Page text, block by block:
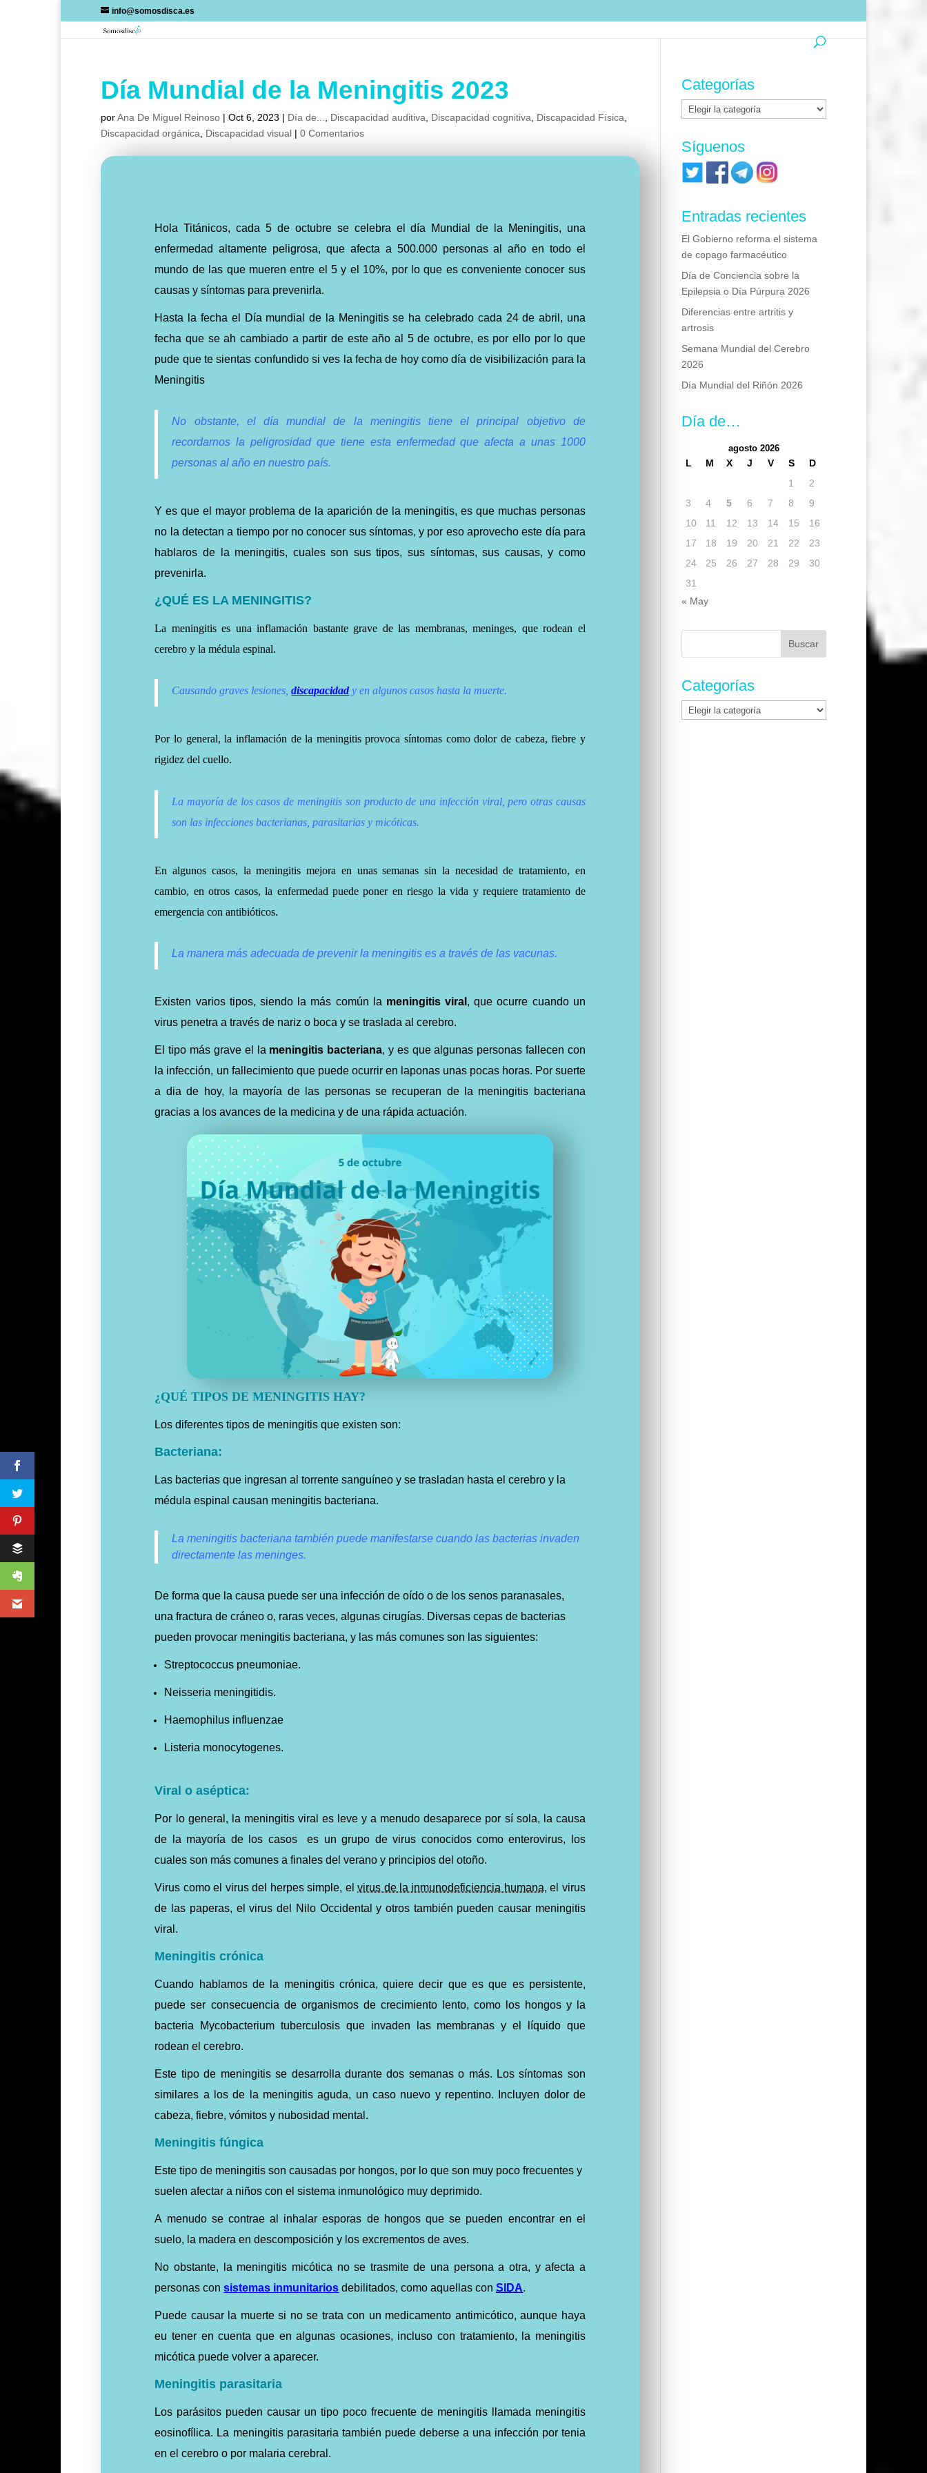
info@somosdisca.es
Día Mundial de la Meningitis 2023
porAna De Miguel Reinoso |Oct 6, 2023 | Día de... Discapacidad auditiva Discapacidad cognitiva Discapacidad Física
Discapacidad orgánica
Discapacidad visual |0 Comentarios
Hola Titánicos, cada 5 de octubre se celebra el día Mundial de la Meningitis, una
enfermedad altamente peligrosa, que afecta a 500.000 personas al año en todo el
mundo de las que mueren entre el 5 y el 10%, por lo que es conveniente conocer sus
causas y síntomas para prevenirla.
Hasta la fecha el Día mundial de la Meningitis se ha celebrado cada 24 de abril, una
fecha que se ah cambiado a partir de este año al 5 de octubre, es por ello por lo que
pude que te sientas confundido si ves la fecha de hoy como día de visibilización para la
Meningitis
No obstante, el día mundial de la meningitis tiene el principal objetivo de
recordarnos la peligrosidad que tiene esta enfermedad que afecta a unas 1000
personas al año en nuestro país.
Y es que el mayor problema de la aparición de la meningitis, es que muchas personas
no la detectan a tiempo por no conocer sus síntomas, y por eso aprovecho este día para
hablaros de la meningitis, cuales son sustipos, sus síntomas, sus causas, y como
prevenirla.
¿QUÉ ES LA MENINGITIS?
La meningitis es una inflamación bastante grave de las membranas, meninges, que rodean el
cerebro y la médula espinal.
Causando graves lesiones,discapacidady en algunos casos hasta la muerte.
Por lo general, la inflamación de la meningitis provoca síntomas como dolor de cabeza, fiebre y
rigidez del cuello.
La mayoría de los casos de meningitis son producto de una infección viral, pero otras causas
son las infecciones bacterianas, parasitarias y micóticas.
En algunos casos, la meningitis mejora en unas semanas sin la necesidad de tratamiento, en
cambio, en otros casos, la enfermedad puede poner en riesgo la vida y requiere tratamiento de
emergencia con antibióticos.
La manera más adecuada de prevenir la meningitis es a través de las vacunas.
Existen varios tipos, siendo la más común la meningitis viral , que ocurre cuando un
virus penetra a través de nariz o boca y se traslada al cerebro.
El tipo más grave el la meningitis bacteriana, y es que algunas personas fallecen con
la infección, un fallecimiento que puede ocurrir en laponas unas pocas horas. Por suerte
a dia de hoy, la mayoría de las personas se recuperan de la meningitis bacteriana
gracias a los avances de la medicina y de una rápida actuación.
¿QUÉ TIPOS DE MENINGITIS HAY?
Los diferentes tipos de meningitis que existen son:
Bacteriana:
Las bacterias que ingresan al torrente sanguíneo y se trasladan hasta el cerebro y la
médula espinal causan meningitis bacteriana.
La meningitis bacteriana también puede manifestarse cuando las bacterias invaden
directamente las meninges.
De forma que la causa puede ser una infección de oído o de los senos paranasales,
una fractura de cráneo o, raras veces, algunas cirugías. Diversas cepas de bacterias
pueden provocar meningitis bacteriana, y las más comunes son las siguientes:
Streptococcus pneumoniae.
Neisseria meningitidis.
Haemophilus influenzae
Listeria monocytogenes.
Viral o aséptica:
Por lo general, la meningitis viral es leve y a menudo desaparece por sí sola, la causa
de la mayoría de los casos es un grupo de virus conocidos como enterovirus, los
cuales son más comunes a finales del verano y principios del otoño.
Virus como el virus del herpes simple, elvirus de la inmunodeficiencia humana, el virus
de las paperas, el virus del Nilo Occidental y otros también pueden causar meningitis
viral.
Meningitis crónica
Cuando hablamosde la meningitis crónica, quiere decir que es que es persistente,
puede ser consecuencia de organismos de crecimiento lento, como los hongos y la
bacteria Mycobacterium tuberculosis que invaden las membranas y el líquido que
rodean el cerebro.
Este tipo de meningitis se desarrolla durante dos semanas o más. Los síntomas son
similares a los de la meningitis aguda, un caso nuevo y repentino. Incluyen dolor de
cabeza, fiebre, vómitos y nubosidad mental.
Meningitis fúngica
Este tipo de meningitis son causadas por hongos, por lo que son muy poco frecuentes y
suelen afectar a niños con el sistema inmunológico muy deprimido.
A menudo se contrae al inhalar esporas de hongos que se pueden encontrar en el
suelo, la madera en descomposición y los excrementos de aves.
No obstante, la meningitis micótica no se trasmite de una persona a otra, y afecta a
personas consistemas inmunitarios debilitados, como aquellas conSIDA.
Puede causar la muerte si no se trata con un medicamento antimicótico, aunque haya
eu tener en cuenta que en algunas ocasiones, incluso con tratamiento, la meningitis
micótica puede volver a aparecer.
Meningitis parasitaria
Los parásitos pueden causar un tipo poco frecuente de meningitis llamada meningitis
eosinofílica. La meningitis parasitaria también puede deberse a una infección por tenia
en el cerebro o por malaria cerebral.
Categorías
Categorías
Síguenos
Entradas recientes
El Gobierno reforma el sistema
de copago farmacéutico
Día de Conciencia sobre la
Epilepsia o Día Púrpura 2026
Diferencias entre artritis y
artrosis
Semana Mundial del Cerebro
2026
Día Mundial del Riñón 2026
Día de…
agosto 2026
L M X J V S
D
1
2
3
4 5 6 7 8
9
10
11 12 13 14 15
16
17
18 19 20 21 22
23
24
25 26 27 28 29
30
31
« May
Buscar:
Categorías
Categorías